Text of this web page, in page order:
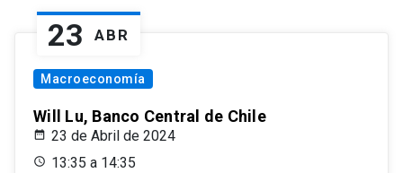
23 ABR
Macroeconomía
Will Lu, Banco Central de Chile
23 de Abril de 2024
13:35 a 14:35